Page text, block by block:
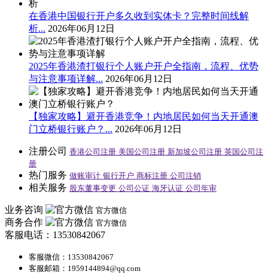
在香港中国银行开户多久收到实体卡？完整时间线解
析... 2026年06月12日
2025年香港渣打银行个人账户开户全指南，流程、优势
与注意事项详解... 2026年06月12日
【独家攻略】避开香港竞争！内地居民如何当天开通澳
门立桥银行账户？... 2026年06月12日
注册公司 香港公司注册 美国公司注册 新加坡公司注册 英国公司注
册
热门服务 做账审计 银行开户 商标注册 公司注销
相关服务 股东董事变更 公司公证 海牙认证 公司年审
业务咨询 官方微信
商务合作 官方微信
客服电话：13530842067
客服微信：13530842067
客服邮箱：1959144894@qq.com